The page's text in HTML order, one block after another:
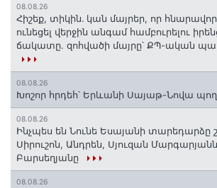
08.08.26
Հիշեք, տիկին․ կան մայրեր, որ
ունեցել վերջին անգամ համբուրելու
ճակատը. զոհվածի մայրը՝ ՔՊ-ական
08.08.26
Խոշոր հրդեհ՝ Երևանի Սայաթ-Նովա
08.08.26
Ինչպես են Նունե Եսայանի տարեդարձը
Սիրուշոն, Անդրեն, Սյուզան
Բարսեղյանը
08.08.26